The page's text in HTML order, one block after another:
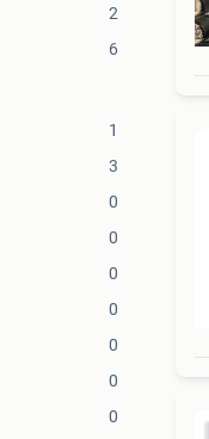
2
6
1
3
0
0
0
0
0
0
0